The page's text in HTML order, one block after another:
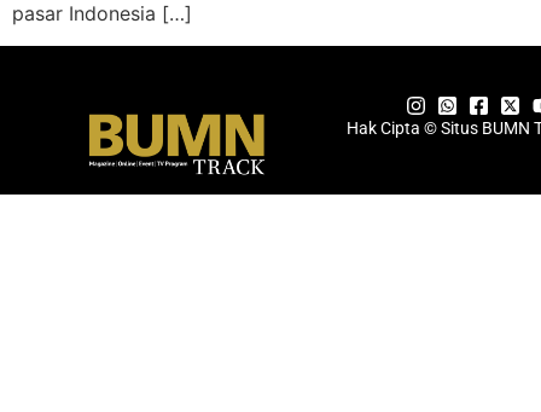
pasar Indonesia […]
Hak Cipta © Situs BUMN